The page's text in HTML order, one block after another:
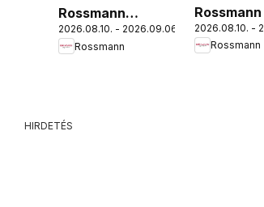
Rossmann
Babaprogram
2026.08.10. - 2026.09.06.
Rossmann
Napok
2026.08.10. -
Rossmann
HIRDETÉS